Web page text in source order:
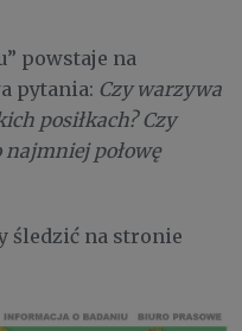
powstaje na
pytania: Czy warzywa
posiłkach? Czy
najmniej połowę
śledzić na stronie